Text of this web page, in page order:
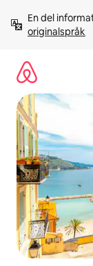
innehåll
En del
originalspråk